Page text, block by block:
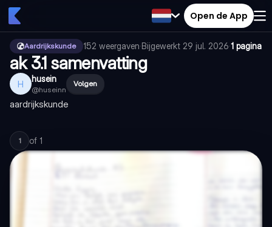
Open de App
Aardrijkskunde 152 weergaven·Bijgewerkt 29 jul. 2026·1 pagina
ak 3.1 samenvatting
H husein
@huseinn
Volgen
aardrijkskunde
1 of 1